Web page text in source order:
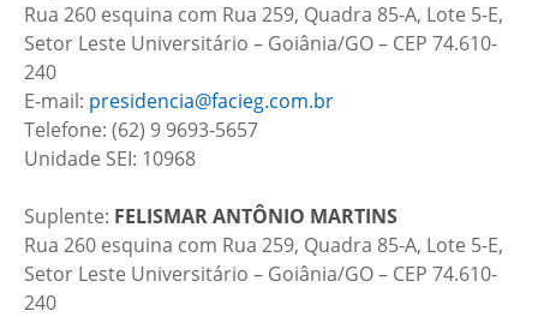
Rua 260 esquina com Rua 259, Quadra 85-A, Lote 5-E,
Setor Leste Universitário – Goiânia/GO – CEP 74.610-
240
E-mail: presidencia@facieg.com.br
Telefone: (62) 9 9693-5657
Unidade SEI: 10968
Suplente: FELISMAR ANTÔNIO MARTINS
Rua 260 esquina com Rua 259, Quadra 85-A, Lote 5-E,
Setor Leste Universitário – Goiânia/GO – CEP 74.610-
240